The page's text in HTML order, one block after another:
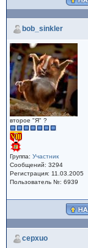
bob_sinkler
второе "Я" ?
Группа: Участник
Сообщений: 3294
Регистрация: 11.03.2005
Пользователь №: 6939
cepxuo